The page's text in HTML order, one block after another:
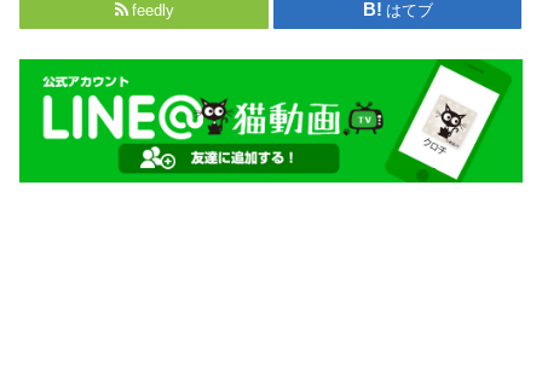
feedly はてブ